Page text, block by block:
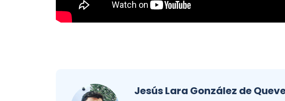
Jesús Lara González de